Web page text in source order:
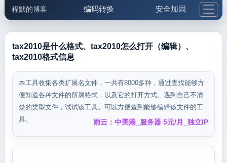
程默的博客 编码转换 安全加固
邮件工具 生活便民 更多工具
tax2010是什么格式、tax2010怎么打开（编辑）、
tax2010格式信息
本工具收集各类扩展名文件，一共有8000多种，通过查找能够方
便知道各种文件的所属格式，以及它的打开方式。遇到自己不清
楚的类型文件，试试该工具。可以方便查到能够编辑该文件的工
具。
雨云：中美港_服务器 5元/月_独立IP